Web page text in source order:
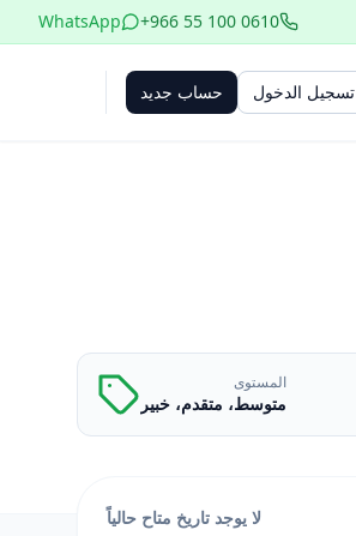
+966 55 100 0610
WhatsApp
تسجيل الدخول حساب جديد
المستوى
متوسط، متقدم، خبير
لا يوجد تاريخ متاح حالياً